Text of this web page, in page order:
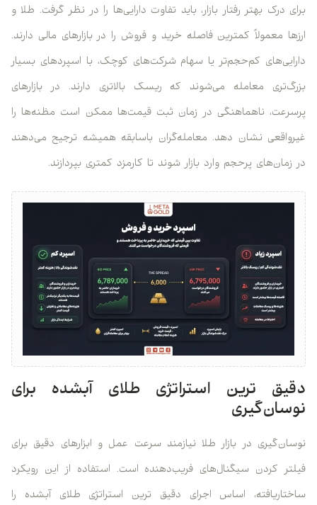
برای درک بهتر رفتار بازار، باید تفاوت دارایی‌ها را در نظر گرفت. طلا و
ارزها معمولاً کمترین فاصله خرید و فروش را در بازارهای مالی دارند.
دارایی‌های کم‌حجم‌تر یا سهام شرکت‌های کوچک، با اسپردهای بسیار
بزرگ‌تری معامله می‌شوند که ریسک بالاتری دارند. در بازارهای
پرسرعت، ناهماهنگی در زمان ثبت قیمت‌ها ممکن است مظنه‌ها را
غیرواقعی نشان دهد. معامله‌گران باسابقه همیشه ترجیح می‌دهند
در زمان‌های پرحجم وارد بازار شوند تا کارمزد کمتری بپردازند.
دقیق ترین استراتژی طلای آبشده برای
نوسان‌گیری
نوسان‌گیری در بازار طلا نیازمند سرعت عمل و ابزارهای دقیق برای
فیلتر کردن سیگنال‌های فریب‌دهنده است. استفاده از این رویکرد
ساختاریافته، اساس اجرای دقیق ترین استراتژی طلای آبشده را